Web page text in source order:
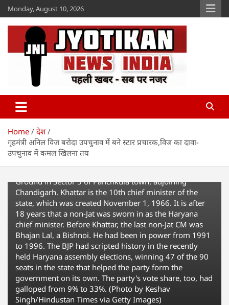
Skip
to
content
Monday, August 10, 2026
Jyotikan
Home
देश
गृहमंत्री अनिल विज बरोदा उपचुनाव में बने स्टार प्रचारक,विज का दावा-
उपचुनाव में कमल खिलना तय
PANCHKULA, INDIA - OCTOBER 26: (L-R) Ram Bliash
Sharma, Manohar Lal Khattar, Haryana's new chief
minister, Anil Vij , OP Dhankar, newly appointed Cabinet
Minister during the oath ceremony of Manohar Lal
Khattar on October 26, 2014 in Panchkula, India.
Haryana governor Kaptan Singh Solanki administered
Ground in Sector 5 of Panchkula town, adjoining
Chandigarh. Khattar is the 10th chief minister of the
state, which was created November 1, 1966. It is after
18 years that a non-Jat was sworn in as the Haryana
chief minister. Before Khattar, the last non-Jat CM was
Bhajan Lal, a Bishnoi. He had been in power from 1991
to 1996. The BJP had scripted history in the recently
held Haryana assembly elections, winning 47 of the 90
seats in the state that helped the party form the
government on its own. The party's vote share, too, had
galloped from 9% to 33%. (Photo by Keshav
Singh/Hindustan Times via Getty Images)